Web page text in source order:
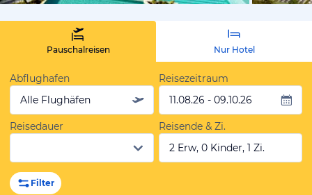
Pauschalreisen Nur Hotel
Abflughafen
Alle Flughäfen
Reisezeitraum
11.08.26 - 09.10.26
Reisedauer
Reisende & Zi.
2 Erw, 0 Kinder, 1 Zi.
Filter